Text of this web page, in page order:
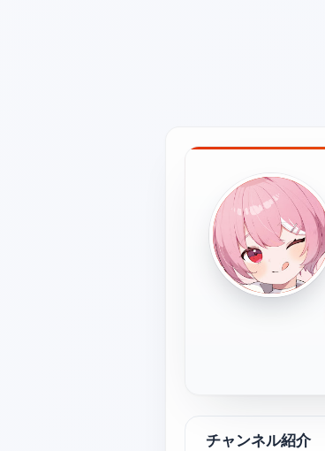
チャンネル紹介